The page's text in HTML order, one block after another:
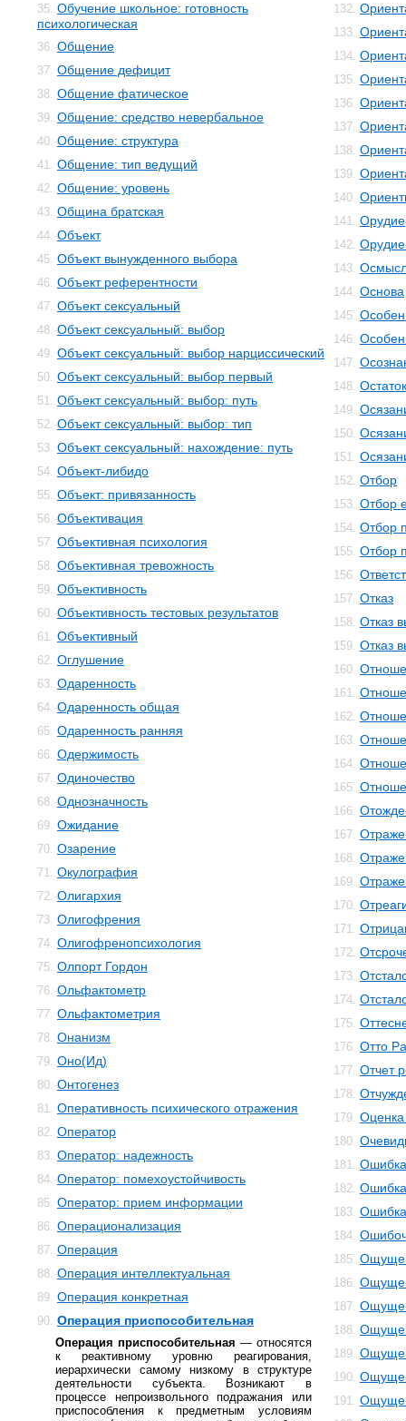
35. Обучение школьное: готовность
психологическая
36. Общение
37. Общение дефицит
38. Общение фатическое
39. Общение: средство невербальное
40. Общение: структура
41. Общение: тип ведущий
42. Общение: уровень
43. Община братская
44. Объект
45. Объект вынужденного выбора
46. Объект референтности
47. Объект сексуальный
48. Объект сексуальный: выбор
49. Объект сексуальный: выбор нарциссический
50. Объект сексуальный: выбор первый
51. Объект сексуальный: выбор: путь
52. Объект сексуальный: выбор: тип
53. Объект сексуальный: нахождение: путь
54. Объект-либидо
55. Объект: привязанность
56. Объективация
57. Объективная психология
58. Объективная тревожность
59. Объективность
60. Объективность тестовых результатов
61. Объективный
62. Оглушение
63. Одаренность
64. Одаренность общая
65. Одаренность ранняя
66. Одержимость
67. Одиночество
68. Однозначность
69. Ожидание
70. Озарение
71. Окулография
72. Олигархия
73. Олигофрения
74. Олигофренопсихология
75. Олпорт Гордон
76. Ольфактометр
77. Ольфактометрия
78. Онанизм
79. Оно(Ид)
80. Онтогенез
81. Оперативность психического отражения
82. Оператор
83. Оператор: надежность
84. Оператор: помехоустойчивость
85. Оператор: прием информации
86. Операционализация
87. Операция
88. Операция интеллектуальная
89. Операция конкретная
90. Операция приспособительная
Операция приспособительная — относятся
к реактивному уровню реагирования,
иерархически самому низкому в структуре
деятельности субъекта. Возникают в
процессе непроизвольного подражания или
приспособления к предметным условиям
132.
133.
134.
135.
136.
137.
138.
139.
140.
141. Орудие
142. Орудие
143.
144. Основа
145.
146.
147.
148.
149.
150.
151.
152. Отбор
153. Отбор
154. Отбор
155. Отбор
156.
157. Отказ
158. Отказ
159. Отказ
160.
161.
162.
163.
164.
165.
166.
167.
168.
169.
170.
171.
172.
173.
174.
175.
176. Отто
177. Отчет
178.
179. Оценка
180.
181. Ошибка
182.
183.
184.
185.
186.
187.
188.
189.
190.
191.